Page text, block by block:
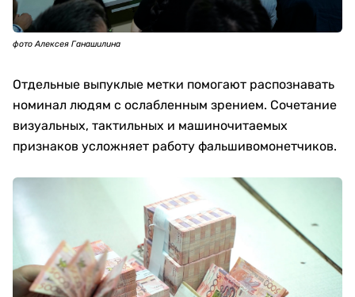
фото Алексея Ганашилина
Отдельные выпуклые метки помогают распознавать
номинал людям с ослабленным зрением. Сочетание
визуальных, тактильных и машиночитаемых
признаков усложняет работу фальшивомонетчиков.